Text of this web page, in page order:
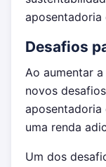
aposentadoria
Desafios
Ao aumentar
novos
aposentadoria
uma renda
Um dos